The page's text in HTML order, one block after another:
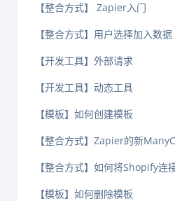
【整合方式】 Zapier入门
【整合方式】用户选择加入数据
【开发工具】外部请求
【开发工具】动态工具
【模板】如何创建模板
【整合方式】Zapier的新
【整合方式】如何将Shopify连
【模板】如何删除模板